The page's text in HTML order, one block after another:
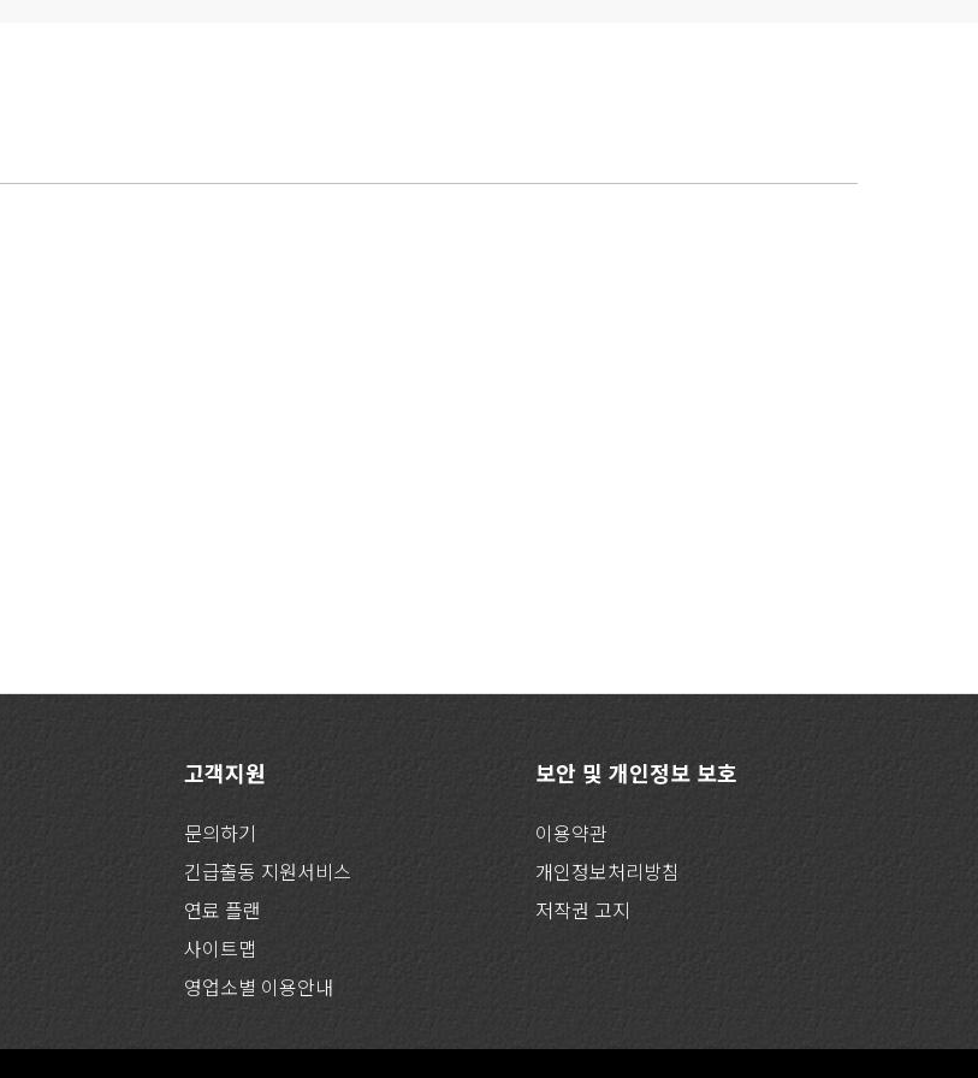
고객지원
문의하기
긴급출동 지원서비스
연료 플랜
사이트맵
영업소별 이용안내
보안 및 개인정보 보호
이용약관
개인정보처리방침
저작권 고지